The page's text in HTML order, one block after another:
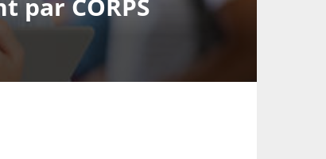
CORPS